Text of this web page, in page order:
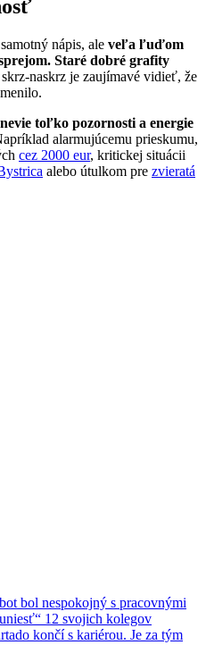
nápis, ale veľa ľuďom
Staré dobré grafity
skrz-naskrz je zaujímavé vidieť, že
toľko pozornosti a energie
alarmujúcemu prieskumu,
cez 2000 eur, kritickej situácii
alebo útulkom pre zvieratá
bol nespokojný s pracovnými
12 svojich kolegov
končí s kariérou. Je za tým